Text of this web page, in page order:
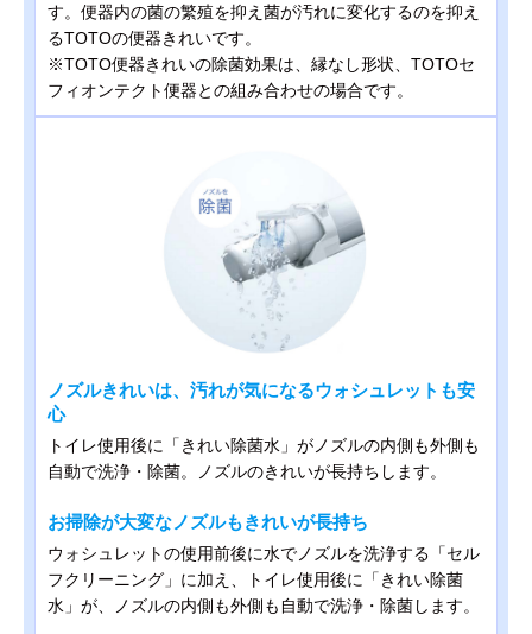
す。便器内の菌の繁殖を抑え菌が汚れに変化するのを抑え
るTOTOの便器きれいです。
※TOTO便器きれいの除菌効果は、縁なし形状、TOTOセ
フィオンテクト便器との組み合わせの場合です。
ノズルきれいは、汚れが気になるウォシュレットも安
心
トイレ使用後に「きれい除菌水」がノズルの内側も外側も
自動で洗浄・除菌。ノズルのきれいが長持ちします。
お掃除が大変なノズルもきれいが長持ち
ウォシュレットの使用前後に水でノズルを洗浄する「セル
フクリーニング」に加え、トイレ使用後に「きれい除菌
水」が、ノズルの内側も外側も自動で洗浄・除菌します。